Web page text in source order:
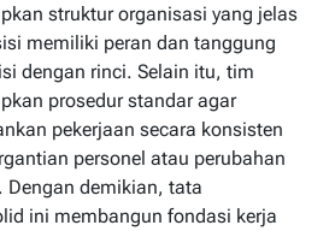
struktur organisasi yang jelas
memiliki peran dan tanggung
dengan rinci. Selain itu, tim
prosedur standar agar
pekerjaan secara konsisten
personel atau perubahan
Dengan demikian, tata
ini membangun fondasi kerja